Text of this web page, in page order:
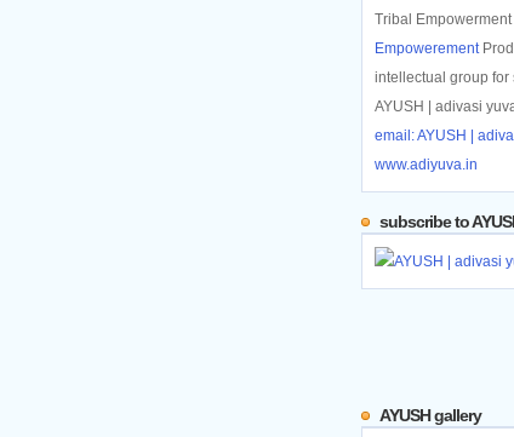
Tribal Empowerment
Empowerement
intellectual group
AYUSH | adivasi
email: AYUSH |
www.adiyuva.in
subscribe to
AYUSH gallery